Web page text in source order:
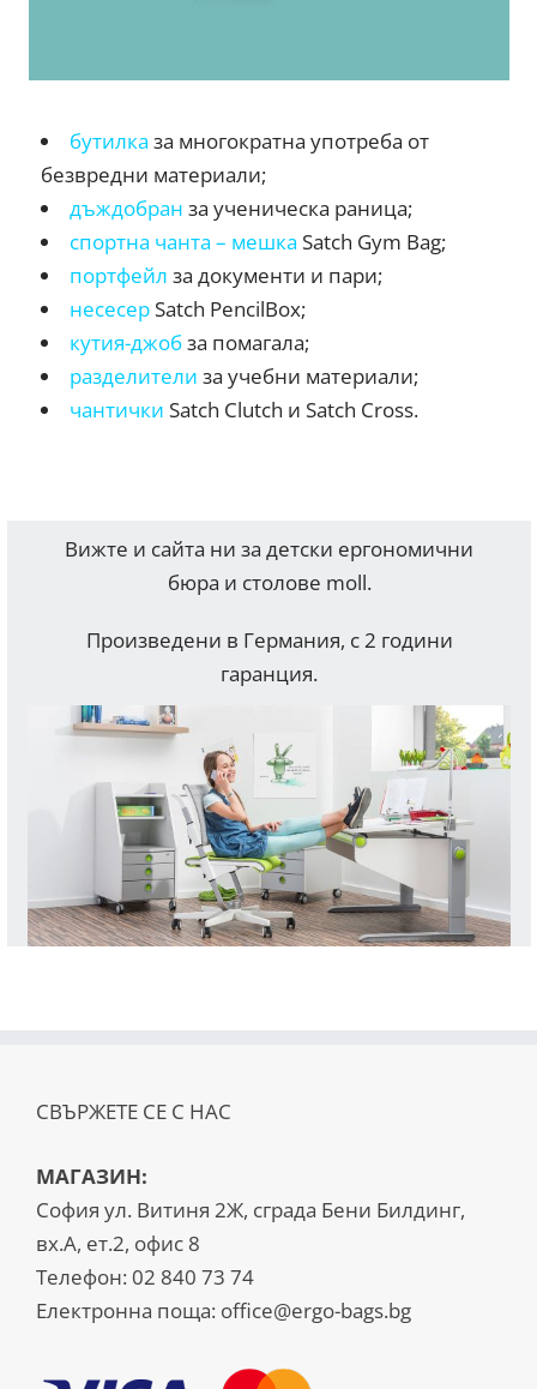
бутилка за многократна употреба от
безвредни материали;
дъждобран за ученическа раница;
спортна чанта – мешка Satch Gym Bag;
портфейл за документи и пари;
несесерSatch PencilBox;
кутия-джобза помагала;
разделителиза учебни материали;
чантички Satch Clutch и Satch Cross.
Вижте и сайта ни за детски ергономични
бюра и столове moll.
Произведени в Германия, с 2 години
гаранция.
СВЪРЖЕТЕ СЕ С НАС
МАГАЗИН:
София ул. Витиня 2Ж, сграда Бени Билдинг,
вх.А, ет.2, офис 8
Телефон: 02 840 73 74
Електронна поща: office@ergo-bags.bg